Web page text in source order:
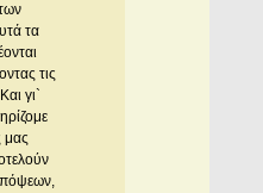
τα
τις
γι`
μας